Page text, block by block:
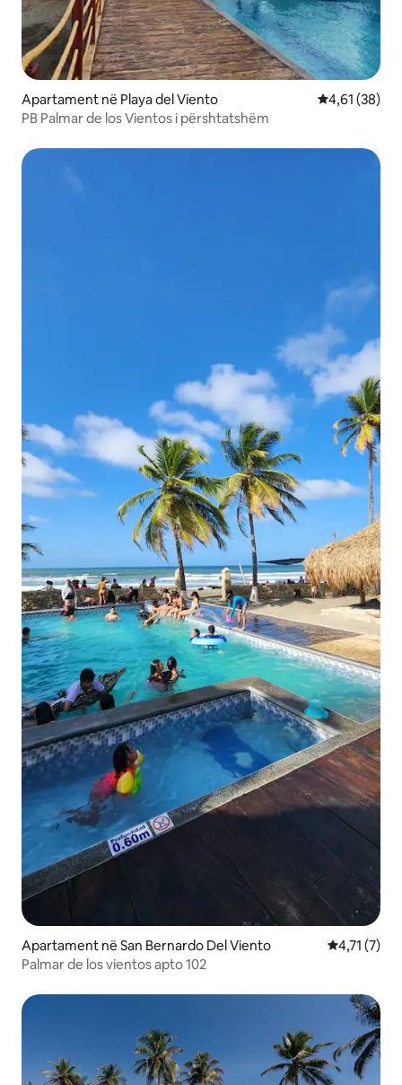
Apartament në Playa del Viento Vlerësimi
4,61 (38)
PB Palmar de los Vientos i përshtatshëm
Apartament në San Bernardo Del Viento Vlerësimi
4,71 (7)
Palmar de los vientos apto 102